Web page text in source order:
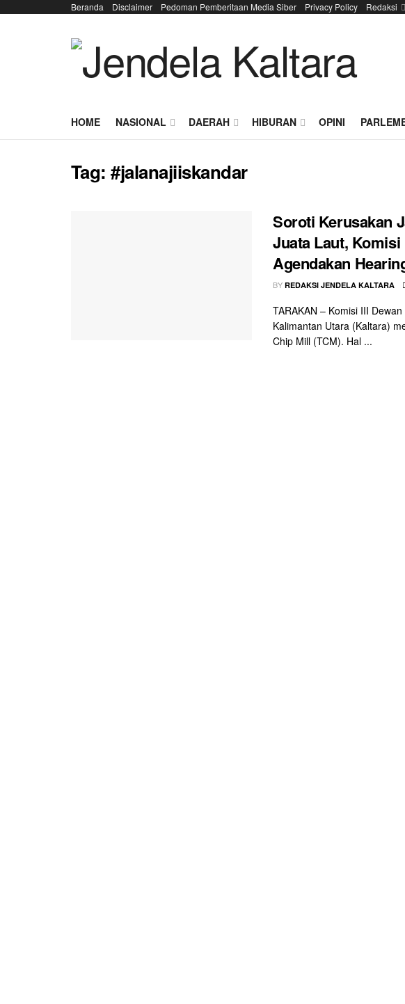
Beranda Disclaimer Pedoman Pemberitaan Media Siber Privacy Policy Redaksi
HOME NASIONAL DAERAH HIBURAN OPINI
Tag:#jalanajiiskandar
Soroti Kerusakan
Juata Laut,
Agendakan
BY REDAKSI JENDELA KALTARA
TARAKAN – Komisi III
Kalimantan Utara (Kaltara)
Chip Mill (TCM). Hal ...